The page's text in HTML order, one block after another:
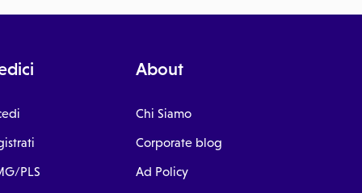
PLS
About
Chi Siamo
Corporate blog
Ad Policy